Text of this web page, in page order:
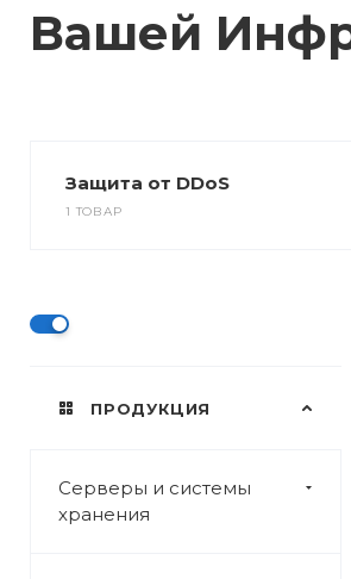
Вашей
Защита от DDoS
1 ТОВАР
ПРОДУКЦИЯ
Серверы и системы
хранения